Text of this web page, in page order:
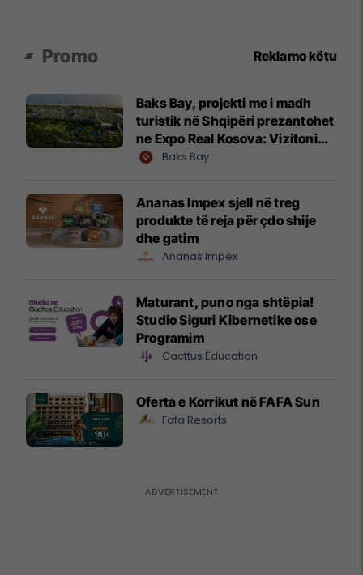
Promo Reklamo këtu
Baks Bay, projekti me i madh
turistik në Shqipëri prezantohet
ne Expo Real Kosova: Vizitoni
shtandin dhe zbuloni
Baks Bay
Ananas Impex sjell në treg
produkte të reja për çdo shije
dhe gatim
Ananas Impex
Maturant, puno nga shtëpia!
Studio Siguri Kibernetike ose
Programim
Cacttus Education
Oferta e Korrikut në FAFA Sun
Fafa Resorts